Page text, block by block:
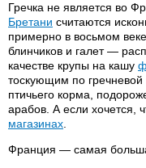
Гречка не является во
Бретани считаются
примерно в восьмом
блинчиков и галет —
качестве крупы на кашу
тоскующим по
птичьего корма,
арабов. А если хочется,
магазинах
Франция — самая